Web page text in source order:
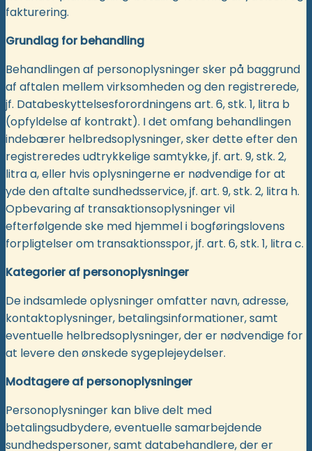
fakturering.
Grundlag for behandling
Behandlingen af personoplysninger sker på baggrund
af aftalen mellem virksomheden og den registrerede,
jf. Databeskyttelsesforordningens art. 6, stk. 1, litra b
(opfyldelse af kontrakt). I det omfang behandlingen
indebærer helbredsoplysninger, sker dette efter den
registreredes udtrykkelige samtykke, jf. art. 9, stk. 2,
litra a, eller hvis oplysningerne er nødvendige for at
yde den aftalte sundhedsservice, jf. art. 9, stk. 2, litra h.
Opbevaring af transaktionsoplysninger vil
efterfølgende ske med hjemmel i bogføringslovens
forpligtelser om transaktionsspor, jf. art. 6, stk. 1, litra c.
Kategorier af personoplysninger
De indsamlede oplysninger omfatter navn, adresse,
kontaktoplysninger, betalingsinformationer, samt
eventuelle helbredsoplysninger, der er nødvendige for
at levere den ønskede sygeplejeydelser.
Modtagere af personoplysninger
Personoplysninger kan blive delt med
betalingsudbydere, eventuelle samarbejdende
sundhedspersoner, samt databehandlere, der er